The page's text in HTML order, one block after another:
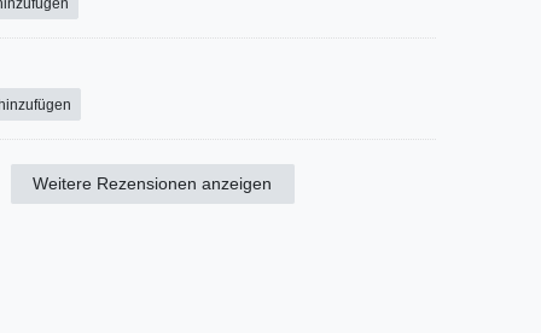
Weitere Rezensionen anzeigen